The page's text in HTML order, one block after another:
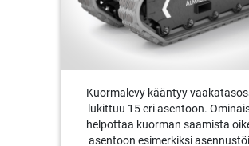
Kuormalevy kääntyy
lukittuu 15 eri asentoon.
helpottaa kuorman saamista
asentoon esimerkiksi